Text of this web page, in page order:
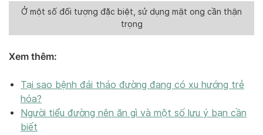
Ở một số đối tượng đặc biệt, sử dụng mật ong cần thận
trọng
Xem thêm:
Tại sao bệnh đái tháo đường đang có xu hướng trẻ
hóa?
Người tiểu đường nên ăn gì và một số lưu ý bạn cần
biết